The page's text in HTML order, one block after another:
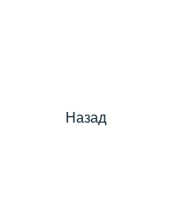
Назад